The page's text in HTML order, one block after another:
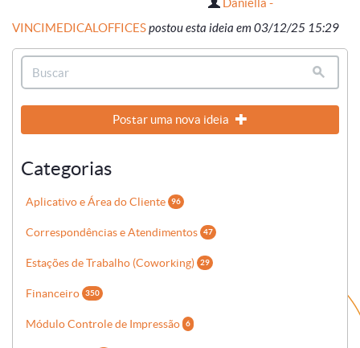
Daniella -
VINCIMEDICALOFFICESpostou esta ideia em 03/12/25 15:29
Postar uma nova ideia
Categorias
Aplicativo e Área do Cliente 96
Correspondências e Atendimentos 47
Estações de Trabalho (Coworking) 29
Financeiro 350
Módulo Controle de Impressão 6